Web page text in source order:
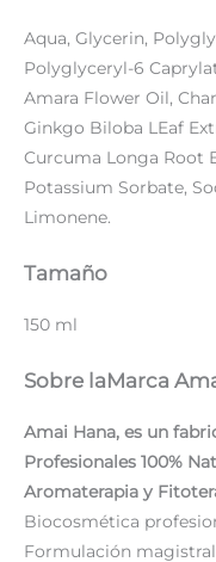
Aqua, Glycerin,
Polyglyceryl-6
Amara Flower Oil,
Ginkgo Biloba LEaf
Curcuma Longa Root
Potassium Sorbate,
Limonene.
Tamaño
150 ml
Sobre laMarca
Amai Hana, es un
Profesionales 100%
Aromaterapia y
Biocosmética
Formulación